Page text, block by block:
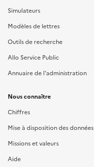
Simulateurs
Modèles de lettres
Outils de recherche
Allo Service Public
Annuaire de l'administration
Nous connaître
Chiffres
Mise à disposition des données
Missions et valeurs
Aide